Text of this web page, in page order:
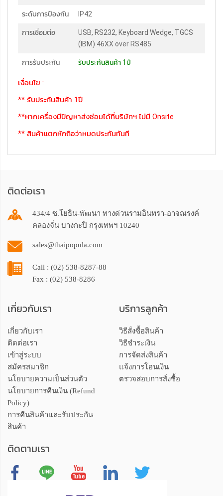
ระดับการป้องกัน IP42
การเชื่อมต่อ
USB, RS232, Keyboard Wedge, TGCS
(IBM) 46XX over RS485
การรับประกัน รับประกันสินค้า 1ปี
เงื่อนไข :
** รับประกันสินค้า 1ปี
**หากเครื่องมีปัญหาส่งซ่อมได้ที่บริษัทฯ ไม่มี Onsite
** สินค้าแตกหักถือว่าหมดประกันทันที
ติดต่อเรา
434/4 ซ.โยธิน-พัฒนา ทางด่วนรามอินทรา-อาจณรงค์
คลองจั่น บางกะปิ กรุงเทพฯ 10240
sales@thaipopula.com
Call : (02) 538-8287-88
Fax : (02) 538-8286
เกี่ยวกับเรา
เกี่ยวกับเรา
ติดต่อเรา
เข้าสู่ระบบ
สมัครสมาชิก
นโยบายความเป็นส่วนตัว
นโยบายการคืนเงิน (Refund
Policy)
การคืนสินค้าและรับประกัน
สินค้า
บริการลูกค้า
วิธีสั่งซื้อสินค้า
วิธีชำระเงิน
การจัดส่งสินค้า
แจ้งการโอนเงิน
ตรวจสอบการสั่งซื้อ
ติดตามเรา